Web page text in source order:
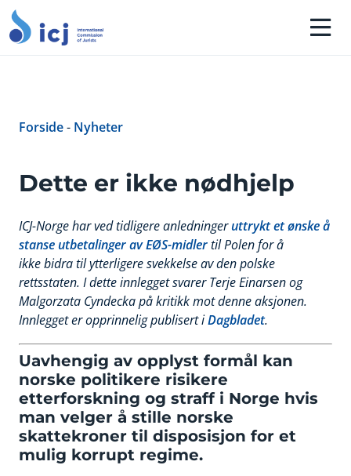
Forside- Nyheter
Dette er ikke nødhjelp
ICJ-Norge har ved tidligere anledningeruttrykt et ønske å
stanse utbetalinger av EØS-midlertil Polen for å
ikke bidra til ytterligere svekkelse av den polske
rettsstaten. I dette innlegget svarer Terje Einarsen og
Malgorzata Cyndecka på kritikk mot denne aksjonen.
Innlegget er opprinnelig publisert iDagbladet.
Uavhengig av opplyst formål kan
norske politikere risikere
etterforskning og straff i Norge hvis
man velger å stille norske
skattekroner til disposisjon for et
mulig korrupt regime.